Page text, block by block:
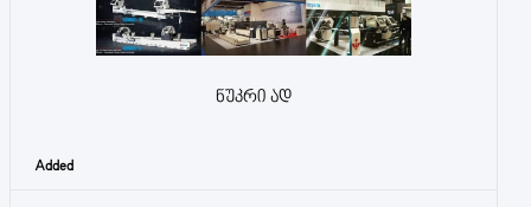
ნუკრი ად
Added